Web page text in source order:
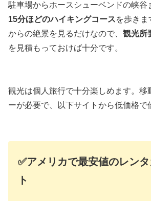
駐車場からホースシューベンドの峡谷
15分ほどのハイキングコースを歩きま
からの絶景を見るだけなので、 観光所
を見積もっておけば十分です。
観光は個人旅行で十分楽しめます。移
ーが必要で、以下サイトから低価格で
✅アメリカで最安値のレン
ト